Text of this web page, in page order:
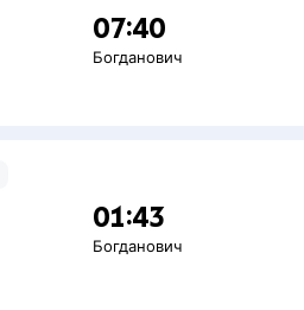
07:40
Богданович
01:43
Богданович